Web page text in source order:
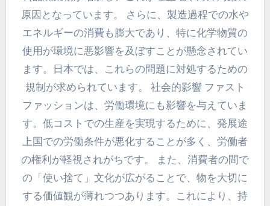
原因となっています。 さらに、製造過程での水や
エネルギーの消費も膨大であり、特に化学物質の
使用が環境に悪影響を及ぼすことが懸念されてい
ます。日本では、これらの問題に対処するための
規制が求められています。 社会的影響 ファスト
ファッションは、労働環境にも影響を与えていま
す。低コストでの生産を実現するために、発展途
上国での労働条件が悪化することが多く、労働者
の権利が軽視されがちです。 また、消費者の間で
の「使い捨て」文化が広がることで、物を大切に
する価値観が薄れつつあります。これにより、持